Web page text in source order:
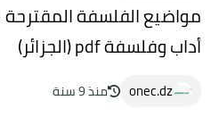
أداب وفلسفة pdf (الجزائر)
onec.dz منذ 9 سنة